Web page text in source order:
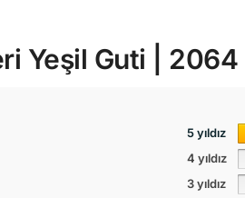
Yeşil Guti | 2064
5 yıldız
4 yıldız
3 yıldız